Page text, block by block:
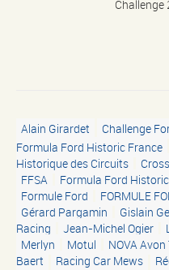
Challenge
Alain Girardet Challenge
Formula Ford Historic France
Historique des Circuits
FFSA
Formula Ford Historic
Formule Ford
FORMULE
Gérard Pargamin
Gislain
Racing
Jean-Michel Ogier
Merlyn
Motul NOVA
Baert
Racing Car Mews